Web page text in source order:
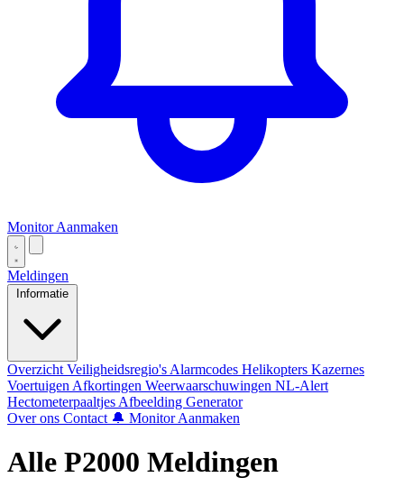
Monitor Aanmaken
Meldingen
Informatie
Overzicht Veiligheidsregio's Alarmcodes Helikopters Kazernes
Voertuigen Afkortingen Weerwaarschuwingen NL-Alert
Hectometerpaaltjes Afbeelding Generator
Over ons Contact 🔔 Monitor Aanmaken
Alle P2000 Meldingen